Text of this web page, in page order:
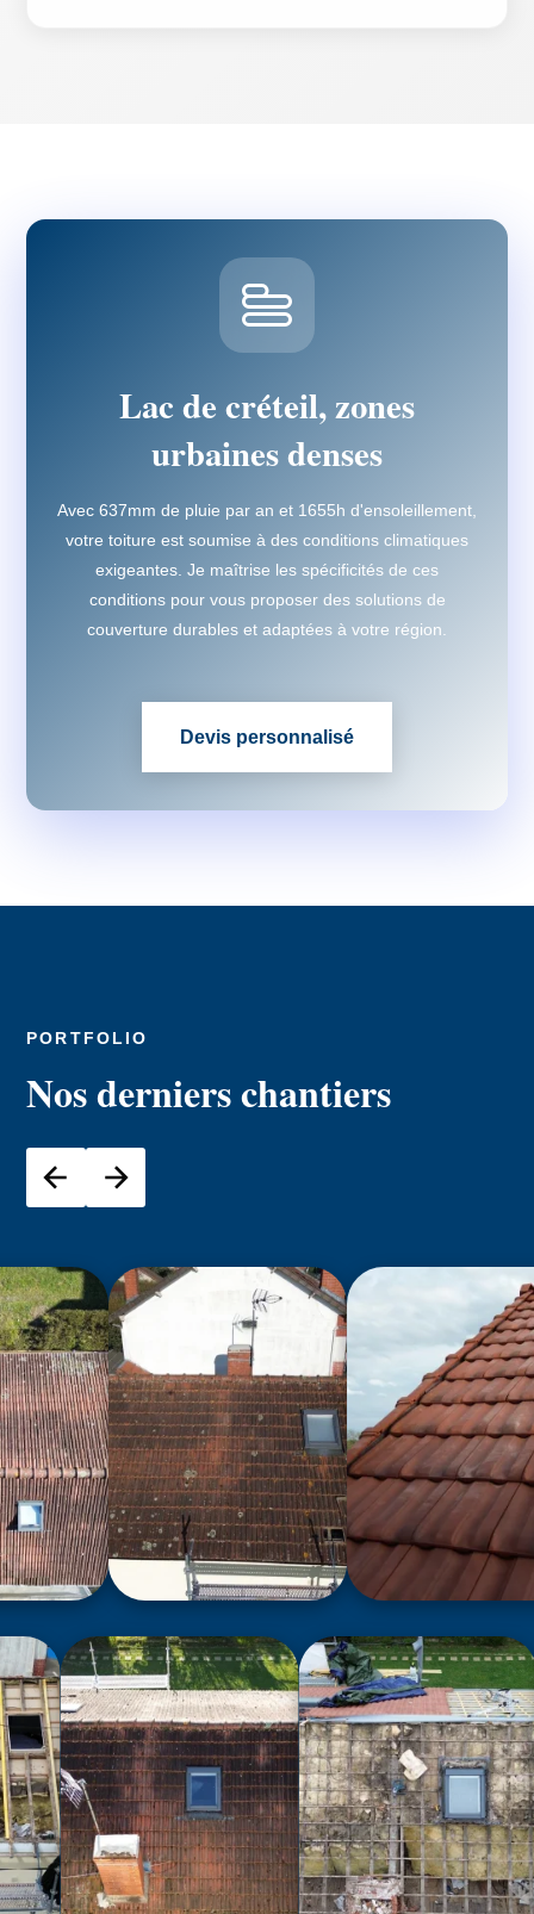
Lac de créteil, zones
urbaines denses
Avec 637mm de pluie par an et 1655h d'ensoleillement,
votre toiture est soumise à des conditions climatiques
exigeantes. Je maîtrise les spécificités de ces
conditions pour vous proposer des solutions de
couverture durables et adaptées à votre région.
Devis personnalisé
PORTFOLIO
Nos derniers chantiers